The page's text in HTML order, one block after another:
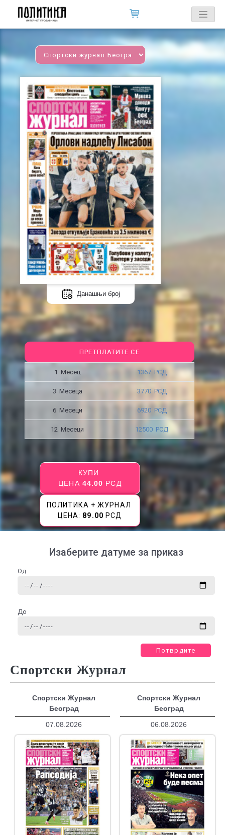
Данашњи број
ПРЕТПЛАТИТЕ СЕ
1 Месец 1367 РСД
3 Месецa 3770 РСД
6 Месеци 6920 РСД
12 Месеци 12500 РСД
КУПИ
ЦЕНА 44.00 РСД
ПОЛИТИКА + ЖУРНАЛ
ЦЕНА: 89.00 РСД
Изаберите датуме за приказ
Од
До
Потврдите
Спортски Журнал
Спортски Журнал
Београд
07.08.2026
Спортски Журнал
Београд
06.08.2026